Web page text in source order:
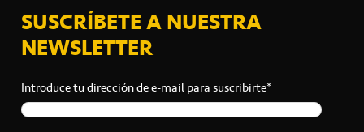
SUSCRÍBETE A NUESTRA
NEWSLETTER
Introduce tu dirección de e-mail para suscribirte*